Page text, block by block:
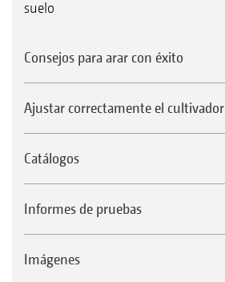
suelo
Consejos para arar con éxito
Ajustar correctamente el cultivador
Catálogos
Informes de pruebas
Imágenes